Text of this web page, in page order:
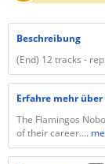
Beschreibung
(End) 12 tracks -
Erfahre mehr
The Flamingos
of their career....